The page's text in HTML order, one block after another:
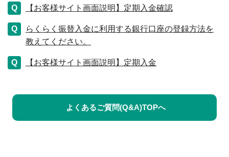
【お客様サイト画面説明】定期入金確認
らくらく振替入金に利用する銀行口座の登録方法を
教えてください。
【お客様サイト画面説明】定期入金
よくあるご質問(Q&A)TOPへ